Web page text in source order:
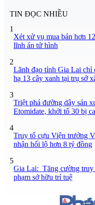
TIN ĐỌC NHIỀU
1
Xét xử vụ mua bán hơn
lĩnh án tử hình
2
Lãnh đạo tỉnh Gia Lai chỉ
hạ 13 cây xanh tại trụ sở
3
Triệt phá đường dây sản
Etomidate, khởi tố 30 bị
4
Truy tố cựu Viện trưởng
nhận hối lộ hơn 8 tỷ đồng
5
Gia Lai: Tăng cường truy
phạm sở hữu trí tuệ